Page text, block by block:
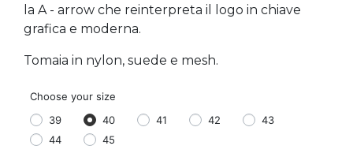
la A - arrow che reinterpreta il logo in chiave
grafica e moderna.
Tomaia in nylon, suede e mesh.
Choose your size
39
40 41 42
43
44
45